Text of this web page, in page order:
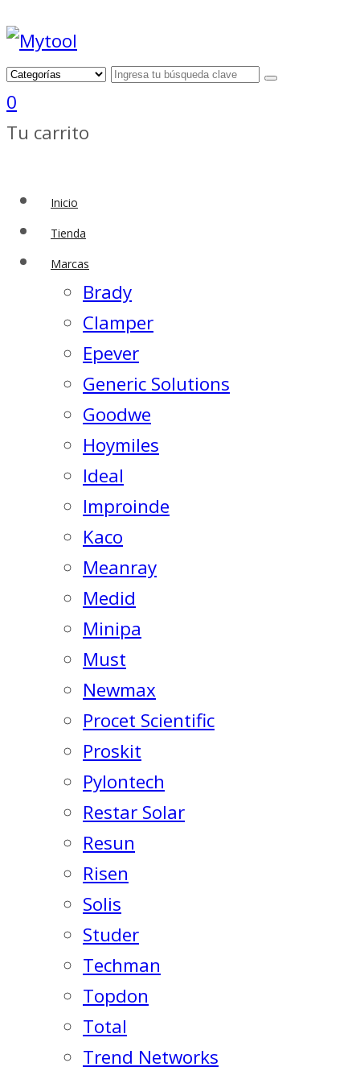
0
Tu carrito
Inicio
Tienda
Marcas
Brady
Clamper
Epever
Generic Solutions
Goodwe
Hoymiles
Ideal
Improinde
Kaco
Meanray
Medid
Minipa
Must
Newmax
Procet Scientific
Proskit
Pylontech
Restar Solar
Resun
Risen
Solis
Studer
Techman
Topdon
Total
Trend Networks